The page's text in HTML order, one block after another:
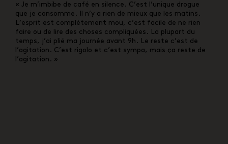
« Je m’imbibe de café en silence. C’est l’unique drogue
que je consomme. Il n’y a rien de mieux que les matins.
L’esprit est complètement mou, c’est facile de ne rien
faire ou de lire des choses compliquées. La plupart du
temps, j’ai plié ma journée avant 9h. Le reste c’est de
l’agitation. C’est rigolo et c’est sympa, mais ça reste de
l’agitation. »